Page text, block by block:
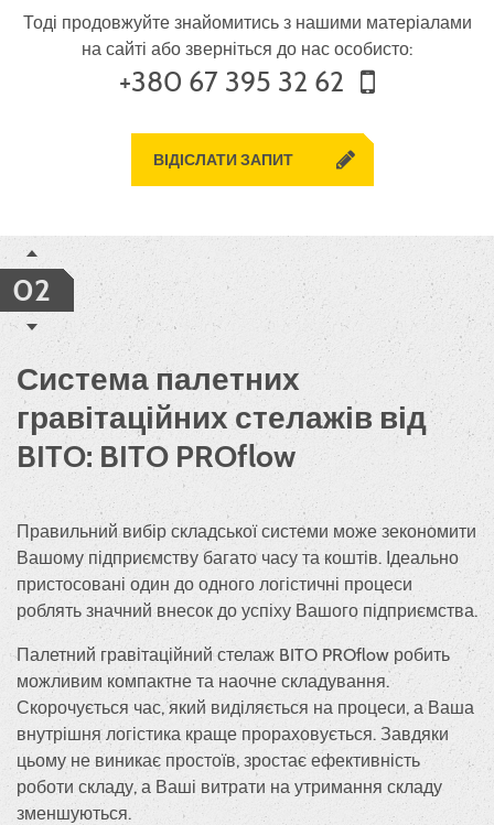
Тоді продовжуйте знайомитись з нашими матеріалами
на сайті або зверніться до нас особисто:
+380 67 395 32 62
ВІДІСЛАТИ ЗАПИТ
02
Система палетних
гравітаційних стелажів від
BITO: BITO PROflow
Правильний вибір складської системи може зекономити
Вашому підприємству багато часу та коштів. Ідеально
пристосовані один до одного логістичні процеси
роблять значний внесок до успіху Вашого підприємства.
Палетний гравітаційний стелаж BITO PROflow робить
можливим компактне та наочне складування.
Скорочується час, який виділяється на процеси, а Ваша
внутрішня логістика краще прораховується. Завдяки
цьому не виникає простоїв, зростає ефективність
роботи складу, а Ваші витрати на утримання складу
зменшуються.